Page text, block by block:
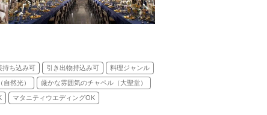
持ち込み可 引き出物持込み可 料理ジャンル
然光） 厳かな雰囲気のチャペル（大聖堂）
マタニティウエディングOK